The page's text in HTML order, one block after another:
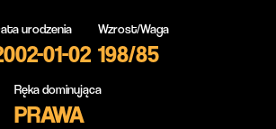
urodzenia
01-02
Wzrost/Waga
198/85
Ręka dominująca
PRAWA